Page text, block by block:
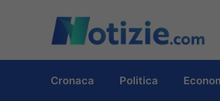
contenuto
Cronaca Politica